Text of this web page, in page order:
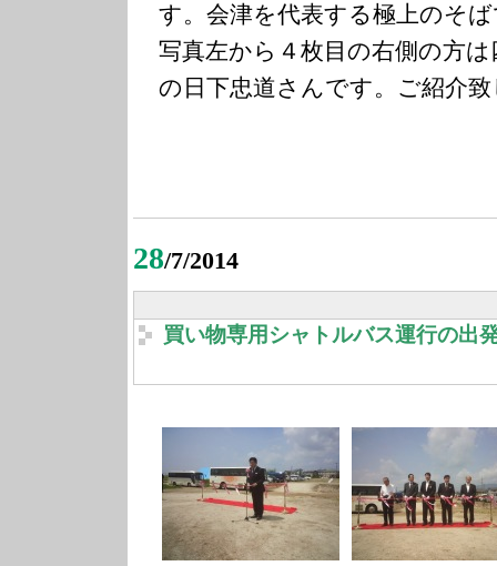
す。会津を代表する極上のそ
写真左から４枚目の右側の方
の日下忠道さんです。ご紹介
28/7/2014
買い物専用シャトルバス運行の出